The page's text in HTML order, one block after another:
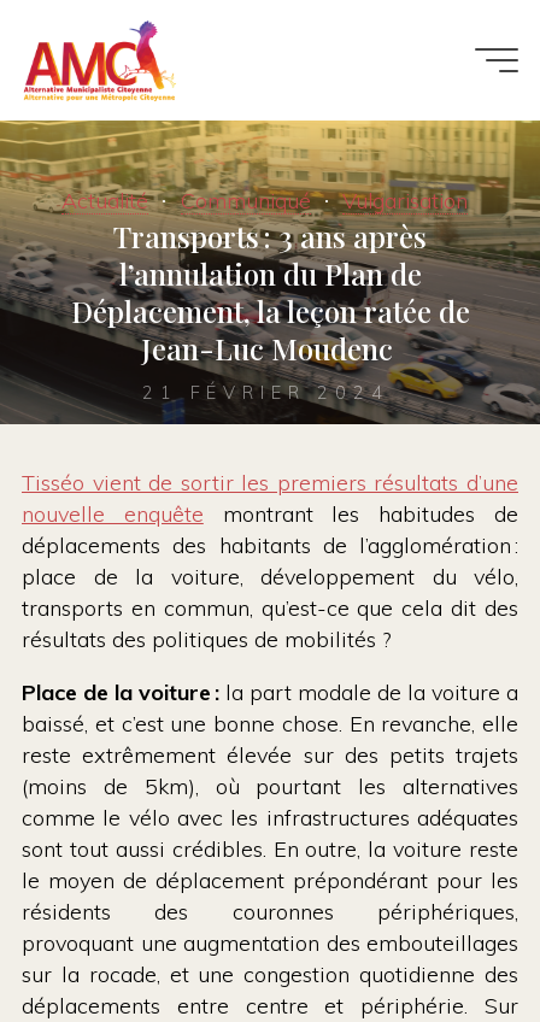
contenu
Actualité Communiqué Vulgarisation
Transports : 3 ans après
l’annulation du Plan de
Déplacement, la leçon ratée de
Jean-Luc Moudenc
21 FÉVRIER 2024
Tisséo vient de sortir les premiers résultats d’une
nouvelle enquête montrant les habitudes de
déplacements des habitants de l’agglomération :
place de la voiture, développement du vélo,
transports en commun, qu’est-ce que cela dit des
résultats des politiques de mobilités ?
Place de la voiture : la part modale de la voiture a
baissé, et c’est une bonne chose. En revanche, elle
reste extrêmement élevée sur des petits trajets
(moins de 5km), où pourtant les alternatives
comme le vélo avec les infrastructures adéquates
sont tout aussi crédibles. En outre, la voiture reste
le moyen de déplacement prépondérant pour les
résidents des couronnes périphériques,
provoquant une augmentation des embouteillages
sur la rocade, et une congestion quotidienne des
déplacements entre centre et périphérie. Sur